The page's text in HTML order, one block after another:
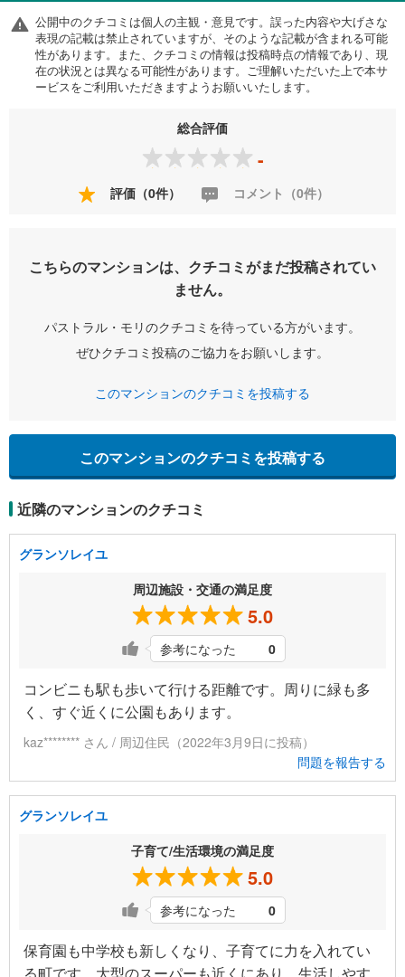
公開中のクチコミは個人の主観・意見です。誤った内容や大げさな
表現の記載は禁止されていますが、そのような記載が含まれる可能
性があります。また、クチコミの情報は投稿時点の情報であり、現
在の状況とは異なる可能性があります。ご理解いただいた上で本サ
ービスをご利用いただきますようお願いいたします。
総合評価
-
評価（0件） コメント（0件）
こちらのマンションは、クチコミがまだ投稿されてい
ません。
パストラル・モリのクチコミを待っている方がいます。
ぜひクチコミ投稿のご協力をお願いします。
このマンションのクチコミを投稿する
このマンションのクチコミを投稿する
近隣のマンションのクチコミ
グランソレイユ
周辺施設・交通の満足度
5.0
参考になった 0
コンビニも駅も歩いて行ける距離です。周りに緑も多
く、すぐ近くに公園もあります。
kaz******** さん / 周辺住民（2022年3月9日に投稿）
問題を報告する
グランソレイユ
子育て/生活環境の満足度
5.0
参考になった 0
保育園も中学校も新しくなり、子育てに力を入れてい